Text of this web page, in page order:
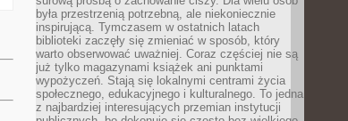
była przestrzenią potrzebną, ale niekoniecznie
inspirującą. Tymczasem w ostatnich latach
biblioteki zaczęły się zmieniać w sposób, który
warto obserwować uważniej. Coraz częściej nie są
już tylko magazynami książek ani punktami
wypożyczeń. Stają się lokalnymi centrami życia
społecznego, edukacyjnego i kulturalnego. To jedna
z najbardziej interesujących przemian instytucji